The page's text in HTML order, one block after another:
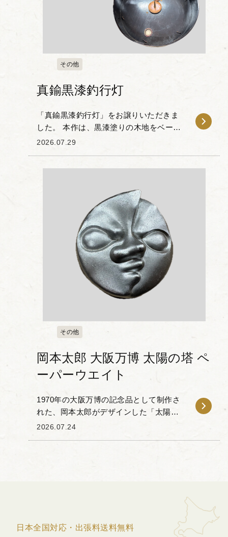
その他
真鍮黒漆釣行灯
「真鍮黒漆釣行灯」をお譲りいただきま
した。 本作は、黒漆塗りの木地をベース
に、細部に施された真鍮製の金具が目を
2026.07.29
その他
岡本太郎 大阪万博 太陽の塔 ペ
ーパーウエイト
1970年の大阪万博の記念品として制作さ
れた、岡本太郎がデザインした「太陽の
塔」のペーパーウェイトをお譲りいただ
2026.07.24
日本全国対応・出張料送料無料